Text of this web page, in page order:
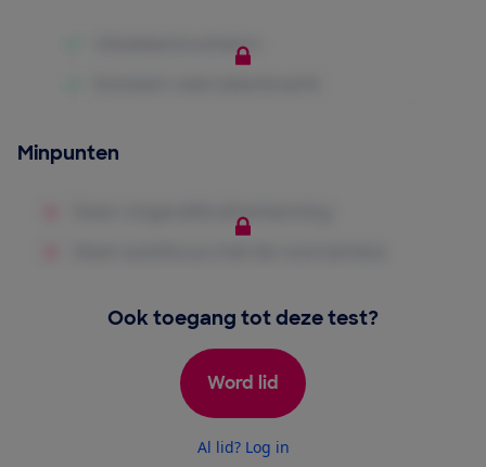
Minpunten
Ook toegang tot deze test?
Word lid
Al lid? Log in